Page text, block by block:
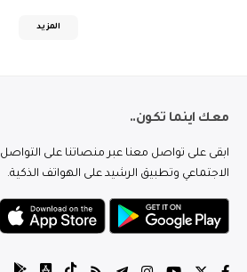
المزيد
معك اينما تكون..
ابقى على تواصل معنا عبر منصاتنا على التواصل
الاجتماعي وتطبيق الرشيد على الهواتف الذكية.